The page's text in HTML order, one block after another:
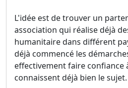
L'idée est de trouver un
association qui réalise déjà
humanitaire dans différent
déjà commencé les
effectivement faire confiance
connaissent déjà bien le sujet.